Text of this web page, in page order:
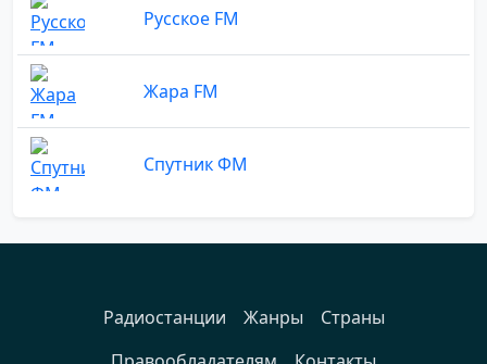
Русское FM
Жара FM
Спутник ФМ
Радиостанции Жанры
Страны